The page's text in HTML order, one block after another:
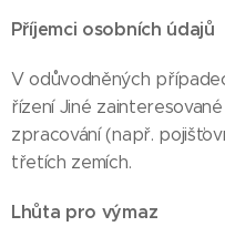
Příjemci osobních údajů
V odůvodněných
řízení Jiné
zpracování (např.
třetích zemích.
Lhůta pro výmaz